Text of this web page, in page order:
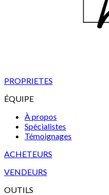
PROPRIETES
ÉQUIPE
À propos
Spécialistes
Témoignages
ACHETEURS
VENDEURS
OUTILS